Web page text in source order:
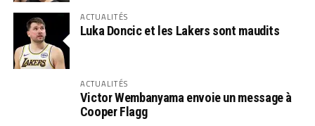
ACTUALITÉS
Luka Doncic et les Lakers sont maudits
ACTUALITÉS
Victor Wembanyama envoie un message à
Cooper Flagg